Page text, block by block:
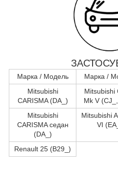
Марка / Модель Марка /
Mitsubishi
CARISMA (DA_)
Mitsubishi
Mk V
Mitsubishi
CARISMA седан
(DA_)
Mitsubishi
VI
Renault 25 (B29_)